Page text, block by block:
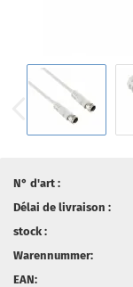
N° d'art :
Délai de livraison :
stock :
Warennummer:
EAN: